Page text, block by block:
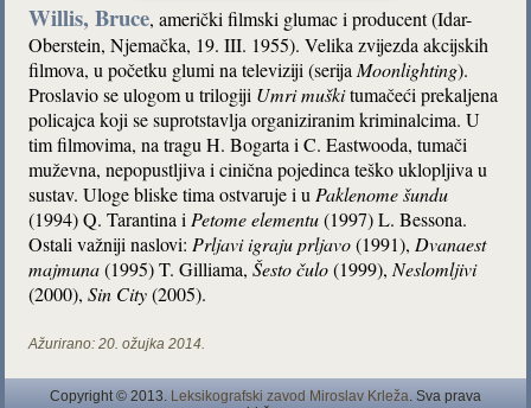
Willis, Bruce, američki filmski glumac i producent (Idar-
Oberstein, Njemačka, 19. III. 1955). Velika zvijezda akcijskih
filmova, u početku glumi na televiziji (serijaMoonlighting).
Proslavio se ulogom u trilogiji Umri muškitumačeći prekaljena
policajca koji se suprotstavlja organiziranim kriminalcima. U
tim filmovima, na tragu H. Bogarta i C. Eastwooda, tumači
muževna, nepopustljiva i cinična pojedinca teško uklopljiva u
sustav. Uloge bliske tima ostvaruje i uPaklenome šundu
(1994) Q. Tarantina iPetome elementu(1997) L. Bessona.
Ostali važniji naslovi:Prljavi igraju prljavo(1991),Dvanaest
majmuna(1995) T. Gilliama,Šesto čulo(1999),Neslomljivi
(2000),Sin City(2005).
Ažurirano: 20. ožujka 2014.
Copyright © 2013. Leksikografski zavod Miroslav Krleža. Sva prava